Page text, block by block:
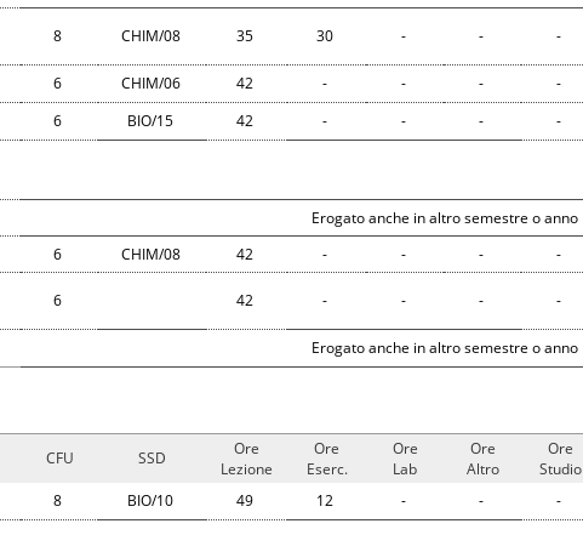
8 CHIM/08 35 30 - - -
6 CHIM/06 42 - - - -
6 BIO/15 42 - - - -
Erogato anche in altro semestre o anno
6 CHIM/08 42 - - - -
6 42 - - - -
Erogato anche in altro semestre o anno
CFU SSD
Ore
Lezione
Ore
Eserc.
Ore
Lab
Ore
Altro
Ore
Studio
8 BIO/10 49 12 - - -